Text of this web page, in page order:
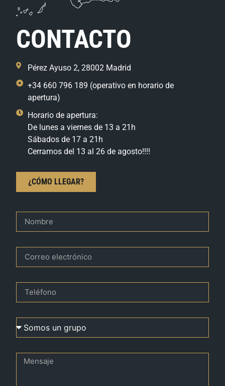
CONTACTO
Pérez Ayuso 2, 28002 Madrid
+34 660 796 189 (operativo en horario de
apertura)
Horario de apertura:
De lunes a viernes de 13 a 21h
Sábados de 17 a 21h
Cerramos del 13 al 26 de agosto!!!!
¿CÓMO LLEGAR?